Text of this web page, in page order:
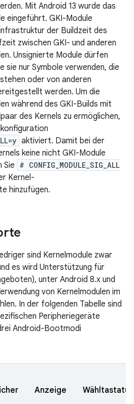
Mit Android 13 wurde das
eingeführt. GKI-Module
der Buildzeit des
zwischen GKI- und anderen
Unsignierte Module dürfen
sie nur Symbole verwenden, die
oder von anderen
werden. Um die
während des GKI-Builds mit
des Kernels zu ermöglichen,
aktiviert. Damit bei der
keine nicht GKI-Module
Sie # CONFIG_MODULE_SIG_ALL
Kernel-
hinzufügen.
sind Kernelmodule zwar
es wird Unterstützung für
unter Android 8.x und
von Kernelmodulen im
In der folgenden Tabelle sind
Peripheriegeräte
Android-Bootmodi
Anzeige Wähltastatur